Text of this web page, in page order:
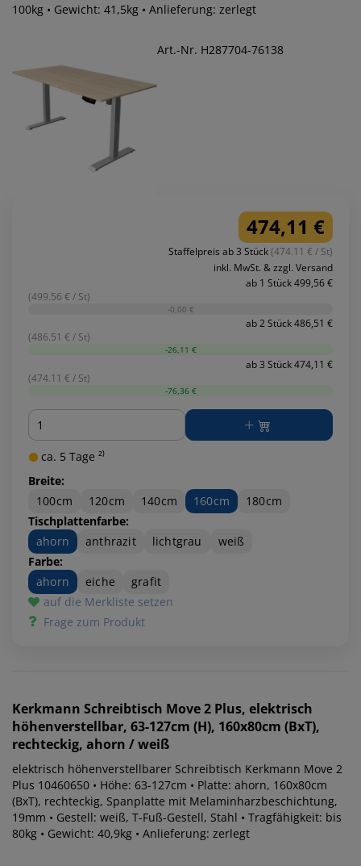
100kg • Gewicht: 41,5kg • Anlieferung: zerlegt
Art.-Nr. H287704-76138
474,11 €
Staffelpreis ab 3 Stück(474.11 € / St)
inkl. MwSt. & zzgl. Versand
ab 1 Stück 499,56 €
(499.56 € / St)
-0,00 €
ab 2 Stück 486,51 €
(486.51 € / St)
-26,11 €
ab 3 Stück 474,11 €
(474.11 € / St)
-76,36 €
Menge
ca. 5 Tage ²⁾
Breite:
100cm
120cm 140cm 160cm
180cm
Tischplattenfarbe:
ahorn
anthrazit lichtgrau
weiß
Farbe:
ahorn
eiche
grafit
auf die Merkliste setzen
Frage zum Produkt
Kerkmann Schreibtisch Move 2 Plus, elektrisch
höhenverstellbar, 63-127cm (H), 160x80cm (BxT),
rechteckig, ahorn / weiß
elektrisch höhenverstellbarer Schreibtisch Kerkmann Move 2
Plus 10460650 • Höhe: 63-127cm • Platte: ahorn, 160x80cm
(BxT), rechteckig, Spanplatte mit Melaminharzbeschichtung,
19mm • Gestell: weiß, T-Fuß-Gestell, Stahl • Tragfähigkeit: bis
80kg • Gewicht: 40,9kg • Anlieferung: zerlegt